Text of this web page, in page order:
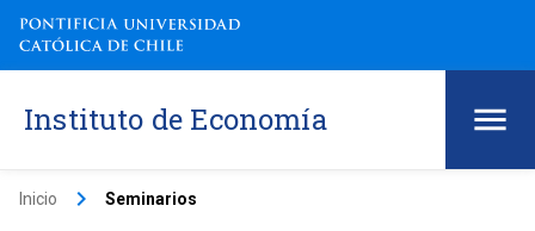
Instituto de Economía
Inicio keyboard_arrow_right Seminarios